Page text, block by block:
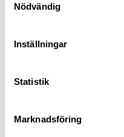
Nödvändig
Inställningar
Statistik
Marknadsföring